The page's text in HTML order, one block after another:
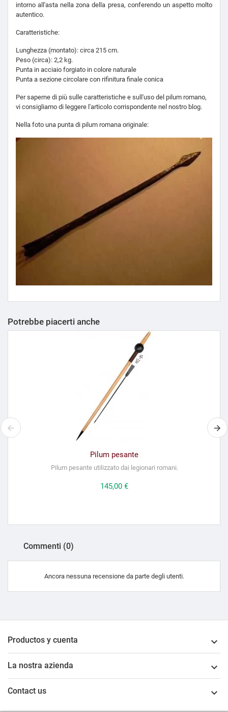
intorno all'asta nella zona della presa, conferendo un aspetto molto
autentico.
Caratteristiche:
Lunghezza (montato): circa 215 cm.
Peso (circa): 2,2 kg.
Punta in acciaio forgiato in colore naturale
Punta a sezione circolare con rifinitura finale conica
Per saperne di più sulle caratteristiche e sull'uso del pilum romano,
vi consigliamo di leggere l'articolo corrispondente nel nostro blog.
Nella foto una punta di pilum romana originale:
Potrebbe piacerti anche
Pilum pesante
Pilum pesante utilizzato dai legionari romani.
Prezzo
145,00 €
Commenti (0)
Ancora nessuna recensione da parte degli utenti.
Productos y cuenta 
La nostra azienda 
Contact us 